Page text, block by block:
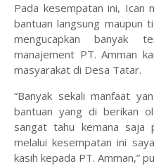
Pada kesempatan ini, Ican
bantuan langsung maupun
mengucapkan banyak
manajement PT. Amman
masyarakat di Desa Tatar.
“Banyak sekali manfaat
bantuan yang di berikan
sangat tahu kemana saja
melalui kesempatan ini
kasih kepada PT. Amman,”